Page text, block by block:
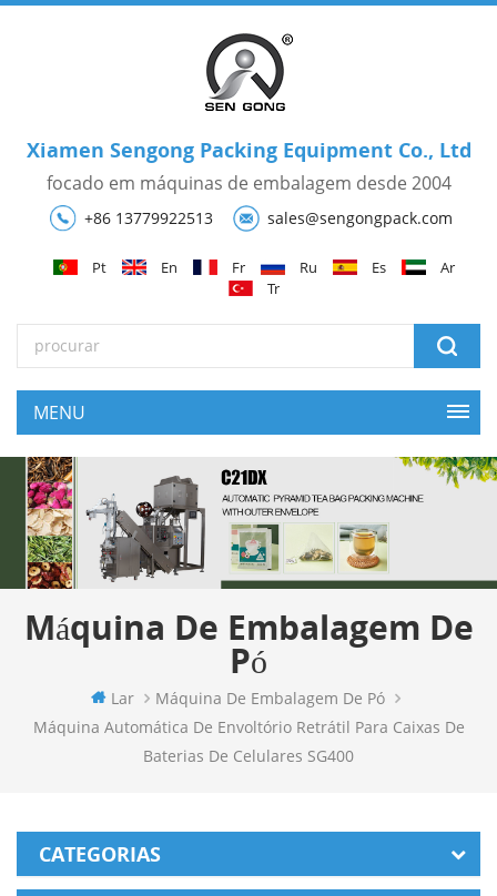
Xiamen Sengong Packing Equipment Co., Ltd
focado em máquinas de embalagem desde 2004
+86 13779922513 sales@sengongpack.com
Pt En Fr Ru Es
Ar
Tr
Máquina De Embalagem De
Pó
Lar
Máquina De Embalagem De Pó
Máquina Automática De Envoltório Retrátil Para Caixas De
Baterias De Celulares SG400
CATEGORIAS